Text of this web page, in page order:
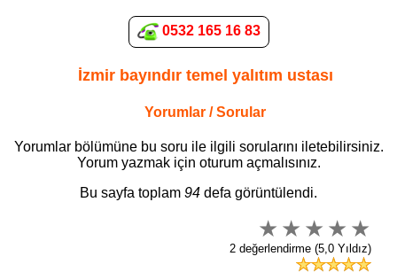
0532 165 16 83
İzmir bayındır temel yalıtım ustası
Yorumlar / Sorular
Yorumlar bölümüne bu soru ile ilgili sorularını iletebilirsiniz.
Yorum yazmak için oturum açmalısınız.
Bu sayfa toplam 94 defa görüntülendi.
2 değerlendirme (5,0 Yıldız)